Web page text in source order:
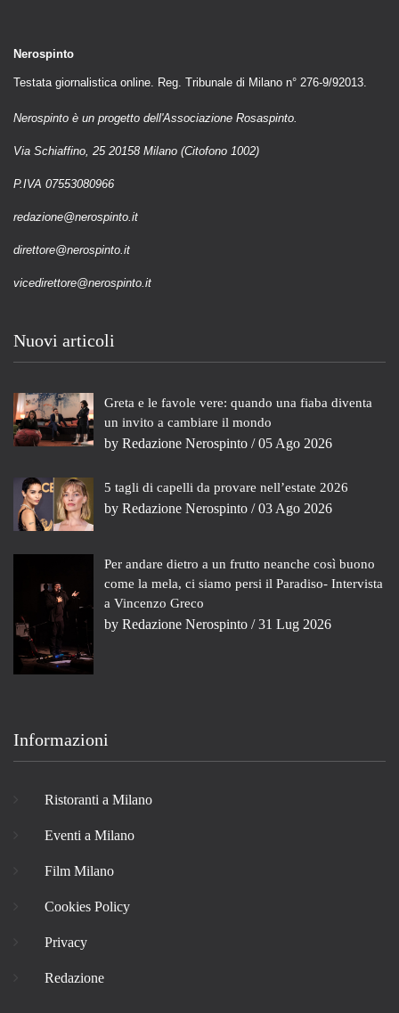
Nerospinto
Testata giornalistica online. Reg. Tribunale di Milano n° 276-9/92013.
Nerospinto è un progetto dell'Associazione Rosaspinto.
Via Schiaffino, 25 20158 Milano (Citofono 1002)
P.IVA 07553080966
redazione@nerospinto.it
direttore@nerospinto.it
vicedirettore@nerospinto.it
Nuovi articoli
Greta e le favole vere: quando una fiaba diventa
un invito a cambiare il mondo
by Redazione Nerospinto / 05 Ago 2026
5 tagli di capelli da provare nell’estate 2026
by Redazione Nerospinto / 03 Ago 2026
Per andare dietro a un frutto neanche così buono
come la mela, ci siamo persi il Paradiso- Intervista
a Vincenzo Greco
by Redazione Nerospinto / 31 Lug 2026
Informazioni
Ristoranti a Milano
Eventi a Milano
Film Milano
Cookies Policy
Privacy
Redazione